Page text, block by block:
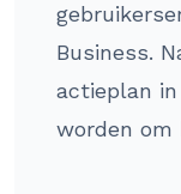
Business.
actieplan
worden om